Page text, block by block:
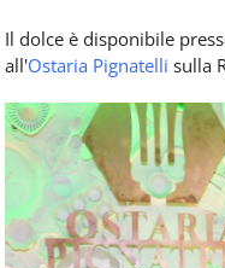
Il dolce è disponibile
all'Ostaria Pignatelli sulla